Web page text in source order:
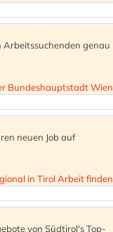
Arbeitssuchenden genau
Bundeshauptstadt Wien
neuen Job auf
in Tirol Arbeit finden
von Südtirol's Top-